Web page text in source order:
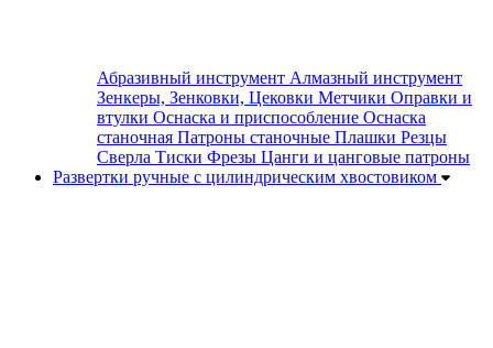
Абразивный инструмент Алмазный инструмент
Зенкеры, Зенковки, Цековки Метчики Оправки и
втулки Оснаска и приспособление Оснаска
станочная Патроны станочные Плашки Резцы
Сверла Тиски Фрезы Цанги и цанговые патроны
Развертки ручные с цилиндрическим хвостовиком